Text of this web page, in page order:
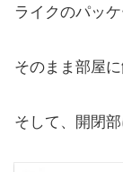
ライクのパッケ
そのまま部屋
そして、開閉